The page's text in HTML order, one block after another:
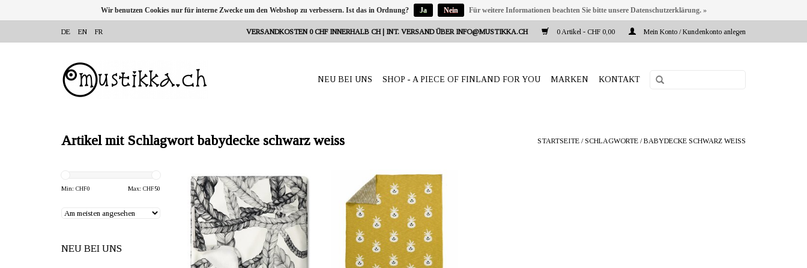
DE EN FR VERSANDKOSTEN 0 CHF INNERHALB CH | INT. VERSAND ÜBER INFO@MUSTIKKA.CH 0 Artikel - CHF 0,00 Mein Konto / Kundenkonto anlegen
NEU BEI UNS SHOP - A PIECE OF FINLAND FOR YOU MARKEN KONTAKT
Artikel mit Schlagwort babydecke schwarz weiss STARTSEITE /SCHLAGWORTE /BABYDECKE SCHWARZ WEISS
Min: CHF0 Max: CHF50
NEU BEI UNS
ANBIETER: mustikka.ch Reeta Nagel,
Frauenfeld, Schweiz
Material 92% Biobaumwolle, 8%
Elasthan
Grösse: 100x100 cm
Waschbar bei 40°
ANBIETER: mustikka.ch Reeta Nagel,
Frauenfeld, Schweiz
Die gestrickte Decke "Ananas Senf"
(80x100 cm) aus zertifizierter GOTS
Baumwolle schützt das Baby im
Kinderwagen und wärmt das
Mittagsschläfchen.
Wir benutzen Cookies nur für interne Zwecke um den Webshop zu verbessern. Ist das in Ordnung? Ja Nein Für weitere Informationen beachten Sie bitte unsere Datenschutzerklärung. »